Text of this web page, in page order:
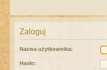
Zaloguj
Nazwa użytkownika:
Hasło: